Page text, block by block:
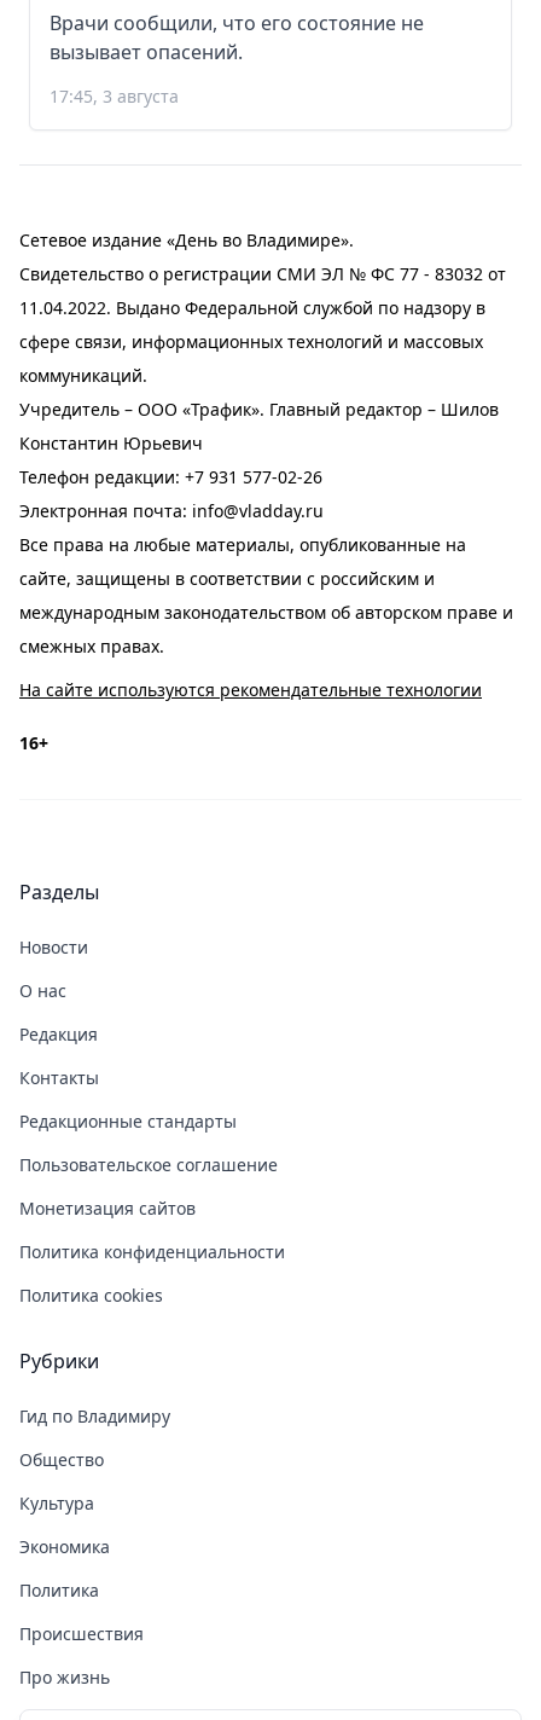
Врачи сообщили, что его состояние не
вызывает опасений.
17:45, 3 августа
Сетевое издание «День во Владимире».
Свидетельство о регистрации СМИ ЭЛ № ФС 77 - 83032 от
11.04.2022. Выдано Федеральной службой по надзору в
сфере связи, информационных технологий и массовых
коммуникаций.
Учредитель – ООО «Трафик». Главный редактор – Шилов
Константин Юрьевич
Телефон редакции: +7 931 577-02-26
Электронная почта: info@vladday.ru
Все права на любые материалы, опубликованные на
сайте, защищены в соответствии с российским и
международным законодательством об авторском праве и
смежных правах.
На сайте используются рекомендательные технологии
16+
Разделы
Новости
О нас
Редакция
Контакты
Редакционные стандарты
Пользовательское соглашение
Монетизация сайтов
Политика конфиденциальности
Политика cookies
Рубрики
Гид по Владимиру
Общество
Культура
Экономика
Политика
Происшествия
Про жизнь